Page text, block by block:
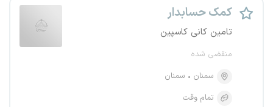
کمک حسابدار
تامین کانی کاسپین
منقضی شده
سمنان
سمنان
تمام وقت